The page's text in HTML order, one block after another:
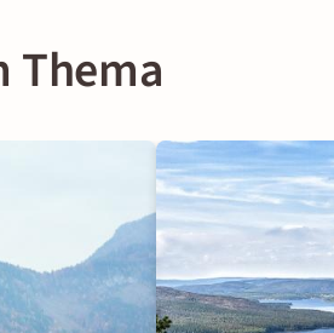
Thema